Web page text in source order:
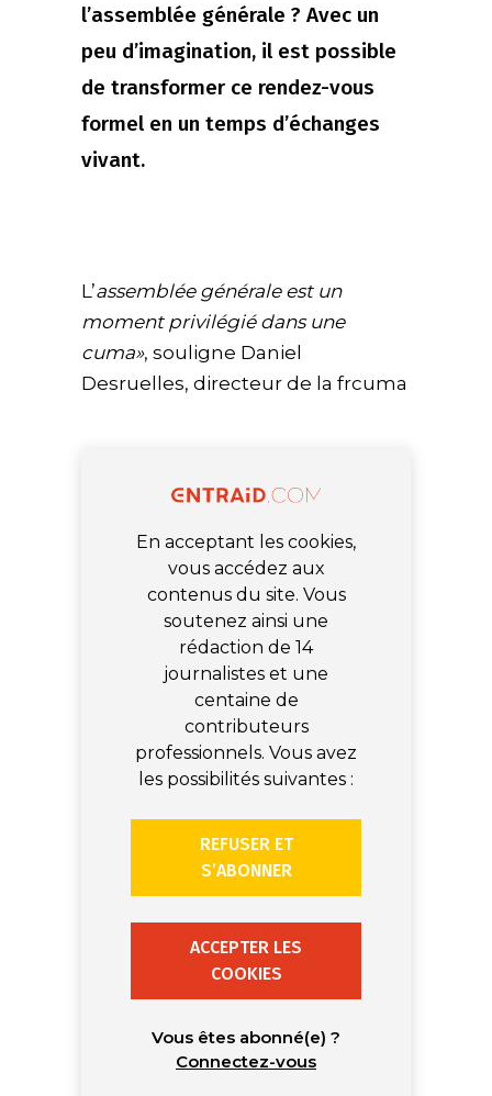
l’assemblée générale ? Avec un
peu d’imagination, il est possible
de transformer ce rendez-vous
formel en un temps d’échanges
vivant.
L’assemblée générale est un
moment privilégié dans une
cuma», souligne Daniel
Desruelles, directeur de la frcuma
En acceptant les cookies,
vous accédez aux
contenus du site. Vous
soutenez ainsi une
rédaction de 14
journalistes et une
centaine de
contributeurs
professionnels. Vous avez
les possibilités suivantes :
REFUSER ET
S’ABONNER
ACCEPTER LES
COOKIES
Vous êtes abonné(e) ?
Connectez-vous